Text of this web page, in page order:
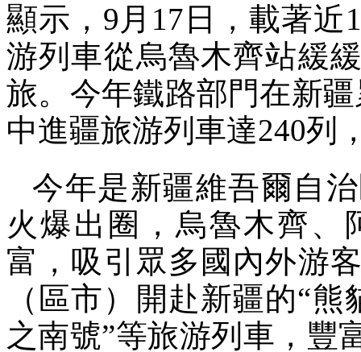
顯示，9月17日，載著近
游列車從烏魯木齊站緩
旅。今年鐵路部門在新
中進疆旅游列車達240列
今年是新疆維吾爾自
火爆出圈，烏魯木齊、
富，吸引眾多國內外游
（區市）開赴新疆的“
之南號”等旅游列車，豐